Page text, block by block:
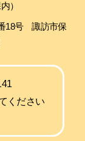
）
18号 諏訪市保
ください